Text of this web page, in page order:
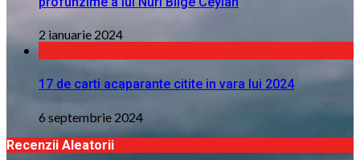
2 ianuarie 2024
17 de carti acaparante citite in vara lui 2024
6 septembrie 2024
Recenzii Aleatorii